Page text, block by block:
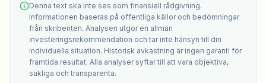
Denna text ska inte ses som finansiell rådgivning.
Informationen baseras på offentliga källor och bedömningar
från skribenten. Analysen utgör en allmän
investeringsrekommendation och tar inte hänsyn till din
individuella situation. Historisk avkastning är ingen garanti för
framtida resultat. Alla analyser syftar till att vara objektiva,
sakliga och transparenta.